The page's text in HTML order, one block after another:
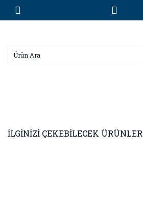
İLGİNİZİ ÇEKEBİLECEK ÜRÜNLER